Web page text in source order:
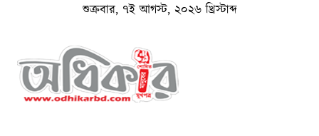
শুক্রবার, ৭ই আগস্ট, ২০২৬ খ্রিস্টাব্দ